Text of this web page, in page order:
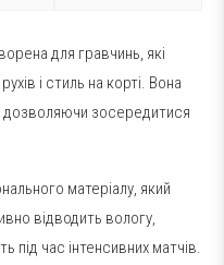
для гравчинь, які
і стиль на корті. Вона
дозволяючи зосередитися
матеріалу, який
відводить вологу,
під час інтенсивних матчів.